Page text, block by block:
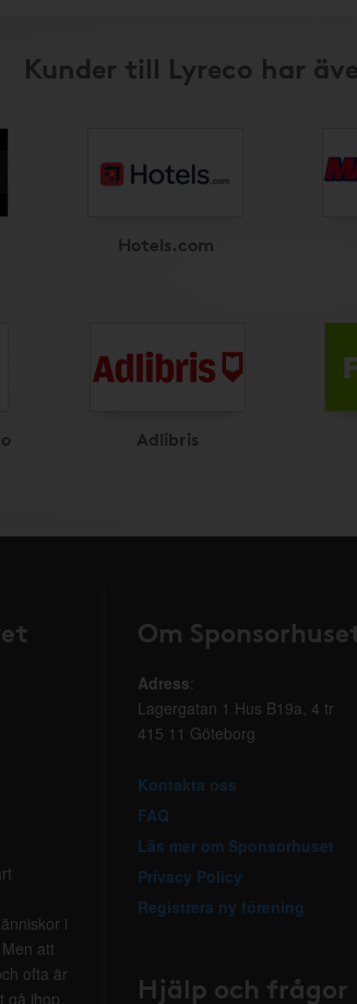
Kunder till Lyreco har
Hotels.com
Adlibris
i
att
ofta är
ihop.
Om
Adress:
Lagergatan 1 Hus B19a, 4 tr
415 11 Göteborg
Kontakta oss
FAQ
Läs mer om Sponsorhuset
Privacy Policy
Registrera ny förening
Hjälp och frågor